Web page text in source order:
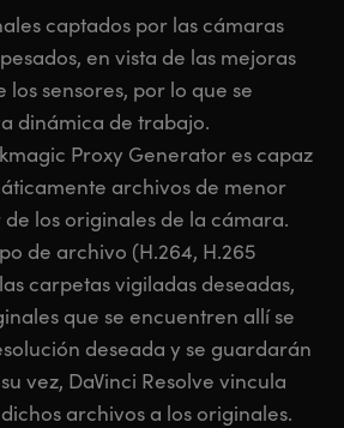
captados por las cámaras
en vista de las mejoras
sensores, por lo que se
dinámica de trabajo.
Proxy Generator es capaz
archivos de menor
los originales de la cámara.
de archivo (H.264, H.265
carpetas vigiladas deseadas,
que se encuentren allí se
deseada y se guardarán
vez, DaVinci Resolve vincula
archivos a los originales.